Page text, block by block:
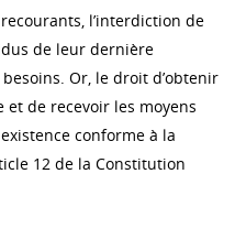
l’interdiction de
de leur dernière
Or, le droit d’obtenir
et de recevoir les moyens
conforme à la
12 de la Constitution